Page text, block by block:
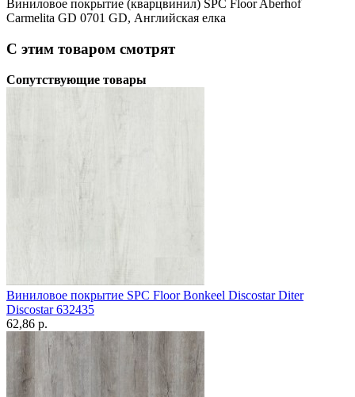
Виниловое покрытие (кварцвинил) SPC Floor Aberhof
Carmelita GD 0701 GD, Английская елка
С этим товаром смотрят
Сопутствующие товары
Виниловое покрытие SPC Floor Bonkeel Discostar Diter
Discostar 632435
62,86 p.